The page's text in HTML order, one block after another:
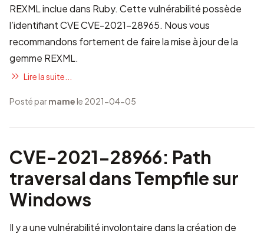
REXML inclue dans Ruby. Cette vulnérabilité possède
l’identifiant CVECVE-2021-28965. Nous vous
recommandons fortement de faire la mise à jour de la
gemme REXML.
Lire la suite...
Posté parmame le 2021-04-05
CVE-2021-28966: Path
traversal dans Tempfile sur
Windows
Il y a une vulnérabilité involontaire dans la création de